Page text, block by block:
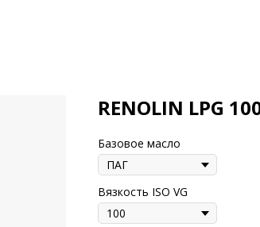
RENOLIN LPG
Базовое масло
Вязкость ISO VG